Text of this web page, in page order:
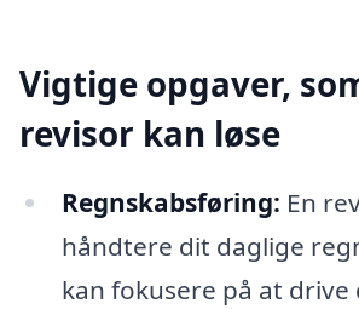
Vigtige opgaver,
revisor kan løse
Regnskabsføring: En
håndtere dit daglige
kan fokusere på at drive